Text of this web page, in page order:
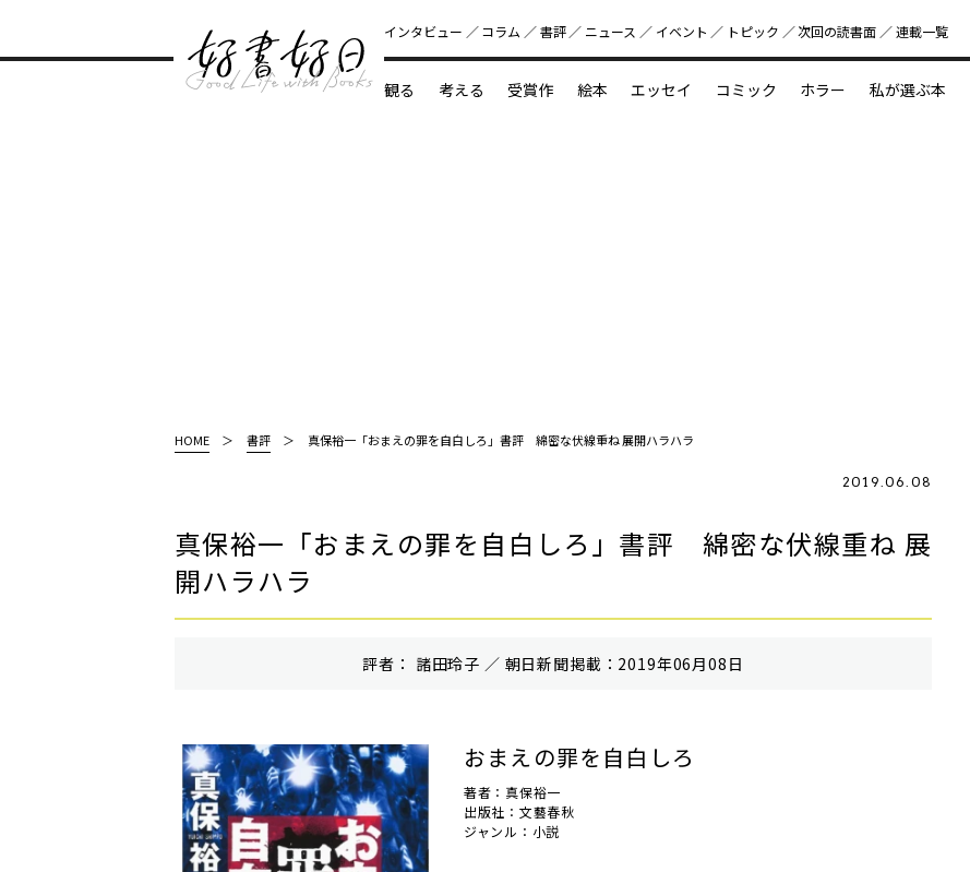
好書好日
インタビュー コラム 書評 ニュース イベント トピック 次回の読書⾯ 連載一覧
観る 考える 受賞作 絵本 エッセイ コミック ホラー 私が選ぶ本
HOME 書評 真保裕一「おまえの罪を自白しろ」書評 綿密な伏線重ね 展開ハラハラ
2019.06.08
真保裕一「おまえの罪を自白しろ」書評 綿密な伏線重ね 展
開ハラハラ
評者： 諸田玲子 ／ 朝⽇新聞掲載：2019年06月08日
おまえの罪を自白しろ
著者：真保裕一
出版社：文藝春秋
ジャンル：小説